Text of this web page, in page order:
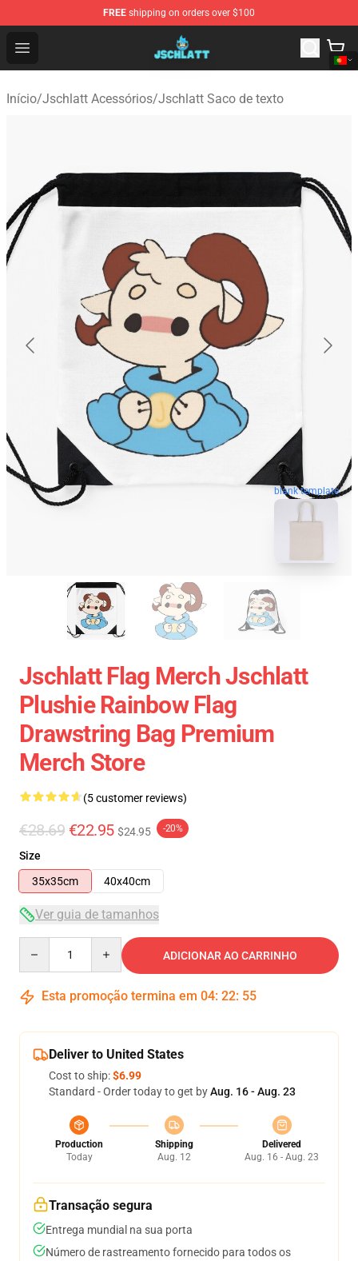
FREE shipping on orders over $100
Open menu
Jschlatt Store - Official Jschlatt Merchandise Shop
Início/Jschlatt Acessórios/Jschlatt Saco de texto
blank template
Jschlatt Flag Merch Jschlatt
Plushie Rainbow Flag
Drawstring Bag Premium
Merch Store
(5 customer reviews)
€28.69 €22.95 $24.95 -20%
Size
35x35cm
40x40cm
Ver guia de tamanhos
ADICIONAR AO CARRINHO
Esta promoção termina em 04: 22: 54
Deliver to United States
Cost to ship:$6.99
Standard - Order today to get byAug. 16 - Aug. 23
Production
Today
Shipping
Aug. 12
Delivered
Aug. 16 - Aug. 23
Transação segura
Entrega mundial na sua porta
Número de rastreamento fornecido para todos os